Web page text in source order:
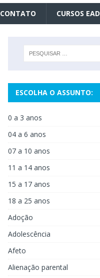
CONTATO CURSOS EAD
ESCOLHA O ASSUNTO:
0 a 3 anos
04 a 6 anos
07 a 10 anos
11 a 14 anos
15 a 17 anos
18 a 25 anos
Adoção
Adolescência
Afeto
Alienação parental